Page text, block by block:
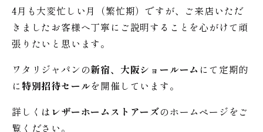
4月も大変忙しい月（繁忙期）ですが、ご来店いただ
きましたお客様へ丁寧にご説明することを心がけて頑
張りたいと思います。
ワタリジャパンの新宿、大阪ショールーム にて定期的
に特別招待セールを開催しています。
詳しくは レザーホームストアーズのホームページをご
覧ください。